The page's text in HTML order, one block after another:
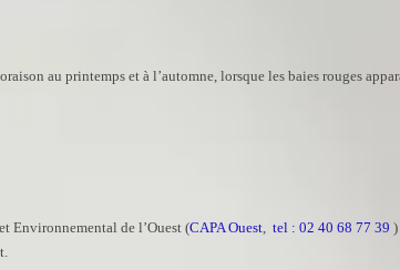
au printemps et à l’automne, lorsque les baies rouges
Environnemental de l’Ouest (CAPA Ouest, tel : 02 40 68 77 39